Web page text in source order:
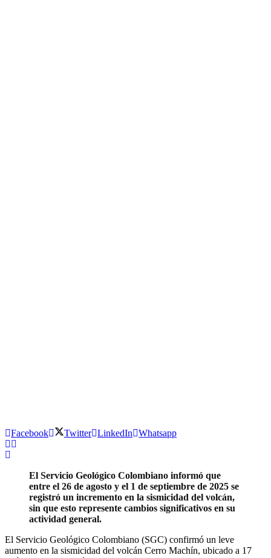
Facebook Twitter LinkedIn Whatsapp
El Servicio Geológico Colombiano informó que
entre el 26 de agosto y el 1 de septiembre de 2025 se
registró un incremento en la sismicidad del volcán,
sin que esto represente cambios significativos en su
actividad general.
El Servicio Geológico Colombiano (SGC) confirmó un leve
aumento en la sismicidad del volcán Cerro Machín, ubicado a 17